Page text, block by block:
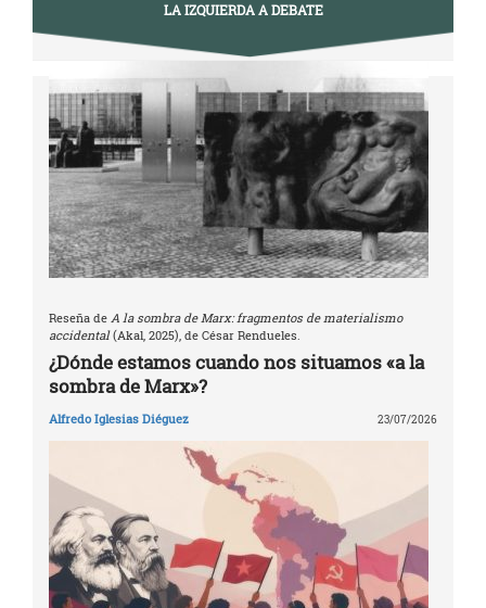
LA IZQUIERDA A DEBATE
Reseña de A la sombra de Marx: fragmentos de materialismo
accidental(Akal, 2025), de César Rendueles.
¿Dónde estamos cuando nos situamos «a la
sombra de Marx»?
Alfredo Iglesias Diéguez 23/07/2026